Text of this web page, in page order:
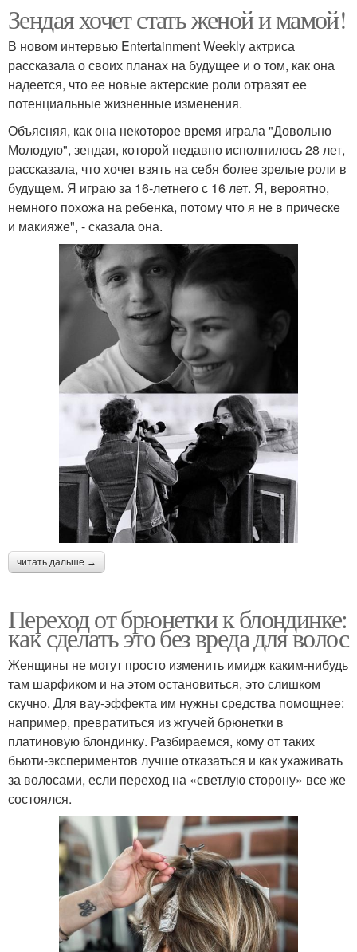
Зендая хочет стать женой и мамой!
В новом интервью Entertainment Weekly актриса
рассказала о своих планах на будущее и о том, как она
надеется, что ее новые актерские роли отразят ее
потенциальные жизненные изменения.
Объясняя, как она некоторое время играла "Довольно
Молодую", зендая, которой недавно исполнилось 28 лет,
рассказала, что хочет взять на себя более зрелые роли в
будущем. Я играю за 16-летнего с 16 лет. Я, вероятно,
немного похожа на ребенка, потому что я не в прическе
и макияже", - сказала она.
читать дальше →
Переход от брюнетки к блондинке:
как сделать это без вреда для волос
Женщины не могут просто изменить имидж каким-нибудь
там шарфиком и на этом остановиться, это слишком
скучно. Для вау-эффекта им нужны средства помощнее:
например, превратиться из жгучей брюнетки в
платиновую блондинку. Разбираемся, кому от таких
бьюти-экспериментов лучше отказаться и как ухаживать
за волосами, если переход на «светлую сторону» все же
состоялся.